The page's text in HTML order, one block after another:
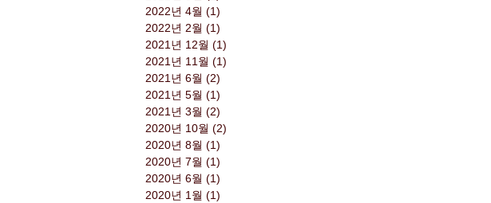
2022년 4월 (1)
2022년 2월 (1)
2021년 12월 (1)
2021년 11월 (1)
2021년 6월 (2)
2021년 5월 (1)
2021년 3월 (2)
2020년 10월 (2)
2020년 8월 (1)
2020년 7월 (1)
2020년 6월 (1)
2020년 1월 (1)